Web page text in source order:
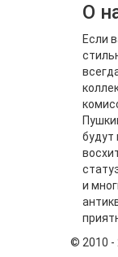
О
Если
будут
и
© 2010 -